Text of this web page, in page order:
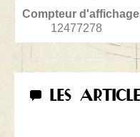
Compteur
12477278
LES